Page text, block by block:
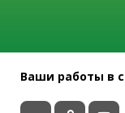
Ваши работы в